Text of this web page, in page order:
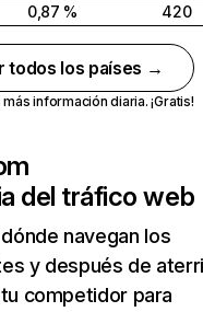
0,87 % 420
todos los países →
información diaria. ¡Gratis!
del tráfico web
navegan los
y después de
competidor para